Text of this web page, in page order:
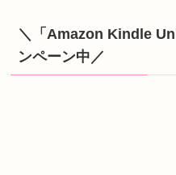
＼「Amazon Kindle
ンペーン中／